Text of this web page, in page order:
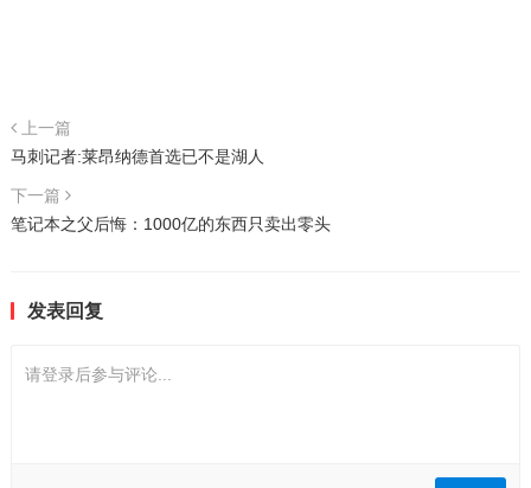
上一篇
马刺记者:莱昂纳德首选已不是湖人
下一篇
笔记本之父后悔：1000亿的东西只卖出零头
发表回复
请登录后参与评论...